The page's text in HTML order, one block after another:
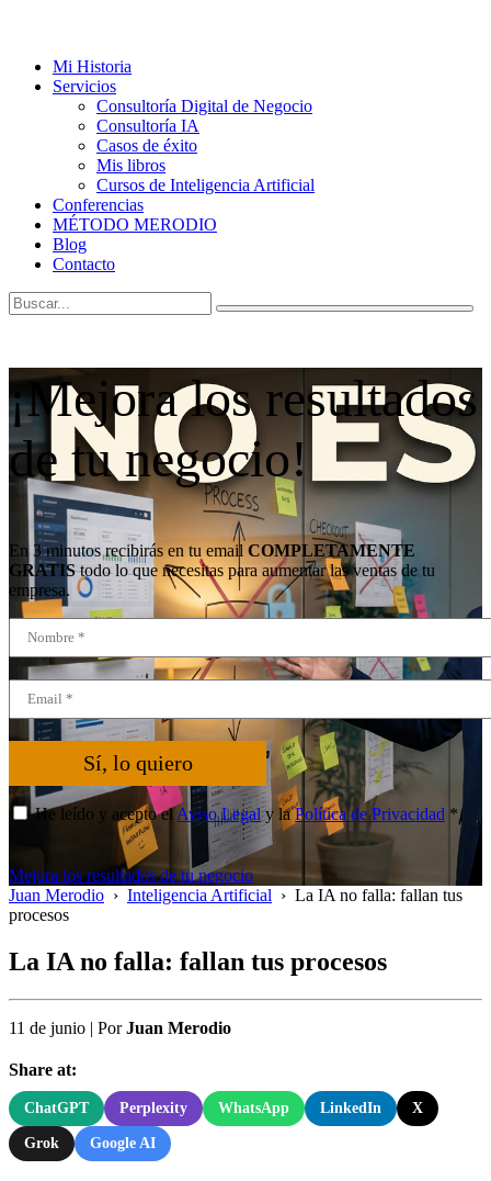
Mi Historia
Servicios
Consultoría Digital de Negocio
Consultoría IA
Casos de éxito
Mis libros
Cursos de Inteligencia Artificial
Conferencias
MÉTODO MERODIO
Blog
Contacto
¡Mejora los resultados
de tu negocio!
En 3 minutos recibirás en tu email COMPLETAMENTE
GRATIStodo lo que necesitas para aumentar las ventas de tu
empresa.
Sí, lo quiero
He leído y acepto el Aviso Legaly laPolítica de Privacidad *
Mejora los resultados de tu negocio
Juan Merodio › Inteligencia Artificial › La IA no falla: fallan tus
procesos
La IA no falla: fallan tus procesos
11 de junio | PorJuan Merodio
Share at:
ChatGPT Perplexity WhatsApp LinkedIn X
Grok Google AI